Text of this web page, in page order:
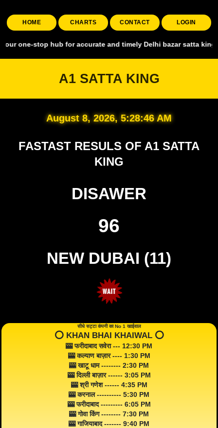
HOME CHARTS CONTACT LOGIN
hub for accurate and timely Delhi bazar satta king, covering
A1 SATTA KING
August 8, 2026, 5:28:47 AM
FASTAST RESULS OF A1 SATTA
KING
DISAWER
96
NEW DUBAI (11)
सीधे सट्टा कंपनी का No 1 खाईवाल
⭕️ KHAN BHAI KHAIWAL ⭕️
🎰 फरीदाबाद सवेरा --- 12:30 PM
🎰 कल्याण बाज़ार ---- 1:30 PM
🎰 खाटू धाम -------- 2:30 PM
🎰 दिल्ली बाज़ार ------ 3:05 PM
🎰 श्री गणेश ------ 4:35 PM
🎰 करनाल ---------- 5:30 PM
🎰 फरीदाबाद --------- 6:05 PM
🎰 गोवा किंग -------- 7:30 PM
🎰 गाजियाबाद ------- 9:40 PM